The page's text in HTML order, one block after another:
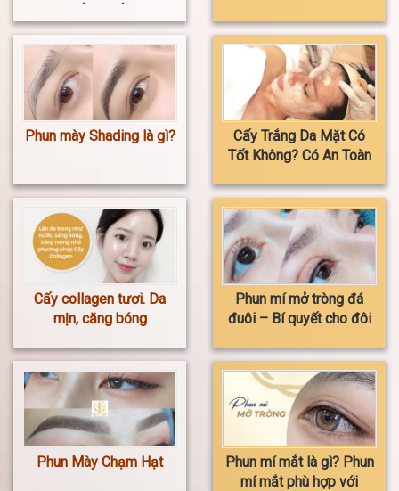
nhiêu?
Phun mày Shading là gì?
Cấy Trắng Da Mặt Có
Tốt Không? Có An Toàn
Cấy collagen tươi. Da
mịn, căng bóng
Phun mí mở tròng đá
đuôi – Bí quyết cho đôi
tự nhiên
Phun Mày Chạm Hạt
Phun mí mắt là gì? Phun
mí mắt phù hợp với